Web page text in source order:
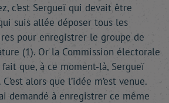
c’est Sergueï qui devait être
suis allée déposer tous les
pour enregistrer le groupe de
(1). Or la Commission électorale
que, à ce moment-là, Sergueï
alors que l’idée m’est venue.
demandé à enregistrer ce même